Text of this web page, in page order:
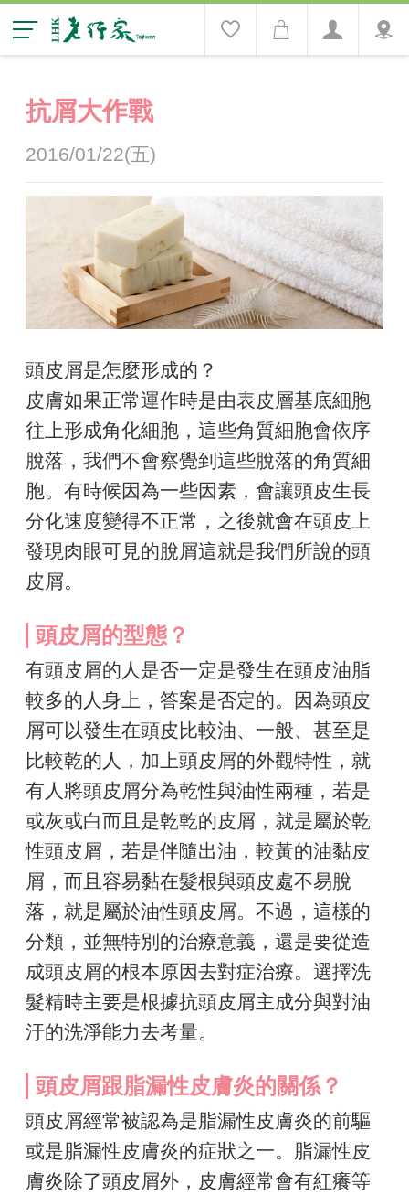
抗屑大作戰
2016/01/22(五)
頭皮屑是怎麼形成的？
皮膚如果正常運作時是由表皮層基底細胞
往上形成角化細胞，這些角質細胞會依序
脫落，我們不會察覺到這些脫落的角質細
胞。有時候因為一些因素，會讓頭皮生長
分化速度變得不正常，之後就會在頭皮上
發現肉眼可見的脫屑這就是我們所說的頭
皮屑。
頭皮屑的型態？
有頭皮屑的人是否一定是發生在頭皮油脂
較多的人身上，答案是否定的。因為頭皮
屑可以發生在頭皮比較油、一般、甚至是
比較乾的人，加上頭皮屑的外觀特性，就
有人將頭皮屑分為乾性與油性兩種，若是
或灰或白而且是乾乾的皮屑，就是屬於乾
性頭皮屑，若是伴隨出油，較黃的油黏皮
屑，而且容易黏在髮根與頭皮處不易脫
落，就是屬於油性頭皮屑。不過，這樣的
分類，並無特別的治療意義，還是要從造
成頭皮屑的根本原因去對症治療。選擇洗
髮精時主要是根據抗頭皮屑主成分與對油
汙的洗淨能力去考量。
頭皮屑跟脂漏性皮膚炎的關係？
頭皮屑經常被認為是脂漏性皮膚炎的前驅
或是脂漏性皮膚炎的症狀之一。脂漏性皮
膚炎除了頭皮屑外，皮膚經常會有紅癢等